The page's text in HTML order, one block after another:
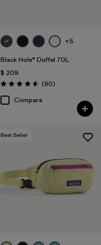
+5
Black Hole® Duffel 70L
$ 209
Valoración: 4.6 / 5
(90Comentarios
)
Compara
Best Seller